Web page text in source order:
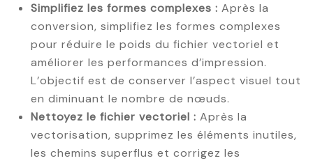
Simplifiez les formes complexes : Après la
conversion, simplifiez les formes complexes
pour réduire le poids du fichier vectoriel et
améliorer les performances d’impression.
L’objectif est de conserver l’aspect visuel tout
en diminuant le nombre de nœuds.
Nettoyez le fichier vectoriel : Après la
vectorisation, supprimez les éléments inutiles,
les chemins superflus et corrigez les